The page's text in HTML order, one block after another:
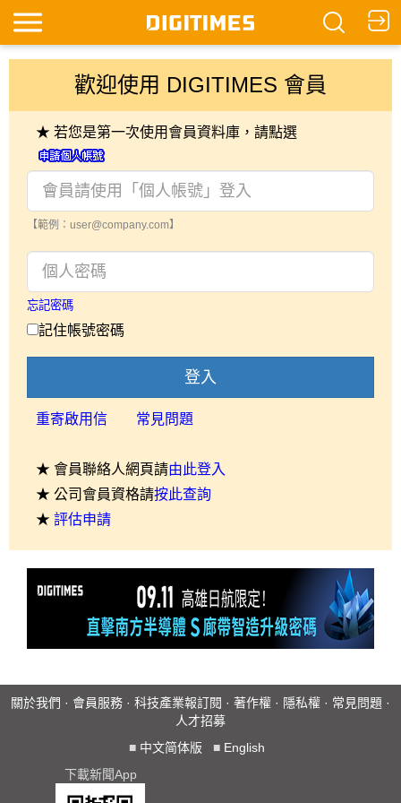
歡迎使用 DIGITIMES 會員
★ 若您是第一次使用會員資料庫，請點選
【範例：user@company.com】
忘記密碼
記住帳號密碼
登入
重寄啟用信 常見問題
★ 會員聯絡人網頁請由此登入
★ 公司會員資格請按此查詢
★ 評估申請
關於我們 · 會員服務 · 科技產業報訂閱 · 著作權 · 隱私權 · 常見問題 ·
人才招募
■ 中文简体版 ■ English
下載新聞App